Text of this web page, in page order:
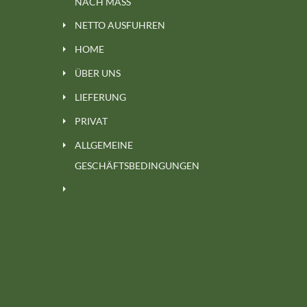
NETTO AUSFUHREN
HOME
ÜBER UNS
LIEFERUNG
PRIVAT
ALLGEMEINE
GESCHÄFTSBEDINGUNGEN